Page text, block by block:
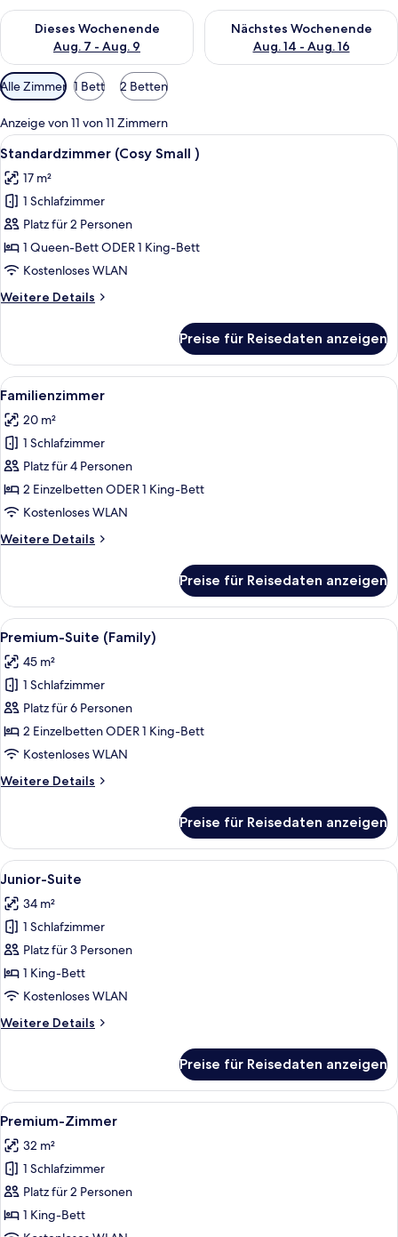
Dieses Wochenende
Aug. 7 - Aug. 9
Überprüfe die Verfügbarkeit für dieses Wochenende, Aug. 7
Nächstes Wochenende
Aug. 14 - Aug. 16
Überprüfe die Verfügbarkeit
Verfügbare
Filter
für
Zimmer
Alle Zimmer 1 Bett 2 Betten
Anzeige von 11 von 11 Zimmern
Alle
Fotos
für
Standardzimmer
(Cosy
Small
)
Ein modernes Hotelzimmer mit
8
Standardzimmer (Cosy Small )
17 m²
1 Schlafzimmer
Platz für 2 Personen
1 Queen-Bett ODER 1 King-Bett
Kostenloses WLAN
Weitere Details
Weitere
(Cosy
Small
)
Preise für Reisedaten anzeigen
Alle
Fotos
für
Familienzimmer
anzeigen
Ein modernes Hotelzimmer mit
6
Familienzimmer
20 m²
1 Schlafzimmer
Platz für 4 Personen
2 Einzelbetten ODER 1 King-Bett
Kostenloses WLAN
Weitere Details
Weitere
Preise für Reisedaten anzeigen
Alle
Fotos
für
Premium-
Suite
(Family)
anzeigen
Ein Hotelzimmer mit Etagenbett,
11
Premium-Suite (Family)
45 m²
1 Schlafzimmer
Platz für 6 Personen
2 Einzelbetten ODER 1 King-Bett
Kostenloses WLAN
Weitere Details
Weitere
Suite
(Family)
Preise für Reisedaten anzeigen
Alle
Fotos
für
Junior-
Suite
anzeigen
Ein modernes Schlafzimmer mit
7
Junior-Suite
34 m²
1 Schlafzimmer
Platz für 3 Personen
1 King-Bett
Kostenloses WLAN
Weitere Details
Weitere
Suite
Preise für Reisedaten anzeigen
Alle
Fotos
für
Premium-
Zimmer
anzeigen
Ein modernes Hotelzimmer mit Bett,
9
Premium-Zimmer
32 m²
1 Schlafzimmer
Platz für 2 Personen
1 King-Bett